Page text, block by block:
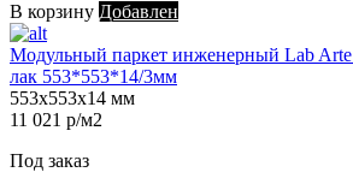
В корзину Добавлен
Модульный паркет инженерный Lab
лак 553*553*14/3мм
553х553х14 мм
11 021 р/м2
Под заказ